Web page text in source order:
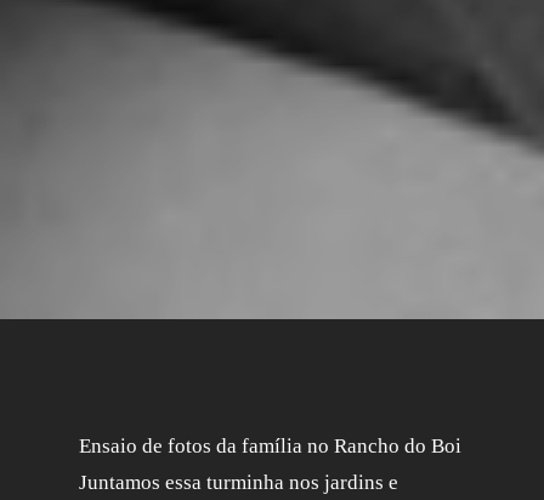
Ensaio de fotos da família no Rancho do Boi
Juntamos essa turminha nos jardins e